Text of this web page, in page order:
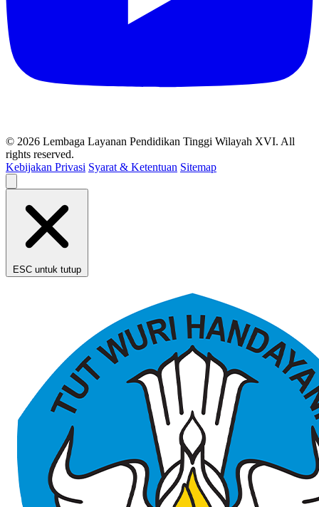
© 2026 Lembaga Layanan Pendidikan Tinggi Wilayah XVI. All
rights reserved.
Kebijakan Privasi Syarat & Ketentuan Sitemap
ESC untuk tutup